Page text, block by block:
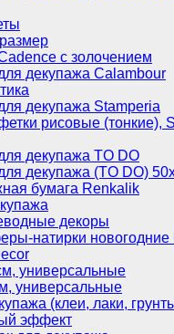
c золочением
декупажа Calambour
декупажа Stamperia
рисовые (тонкие),
декупажа TO DO
декупажа (TO DO)
бумага Renkalik
декоры
натирки
универсальные
универсальные
(клеи, лаки,
эффект